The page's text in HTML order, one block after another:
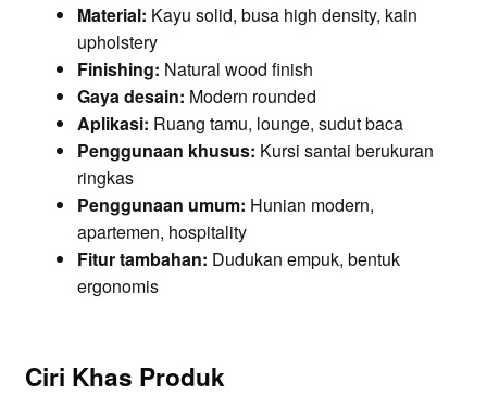
Material: Kayu solid, busa high density, kain
upholstery
Finishing: Natural wood finish
Gaya desain: Modern rounded
Aplikasi: Ruang tamu, lounge, sudut baca
Penggunaan khusus: Kursi santai berukuran
ringkas
Penggunaan umum: Hunian modern,
apartemen, hospitality
Fitur tambahan: Dudukan empuk, bentuk
ergonomis
Ciri Khas Produk